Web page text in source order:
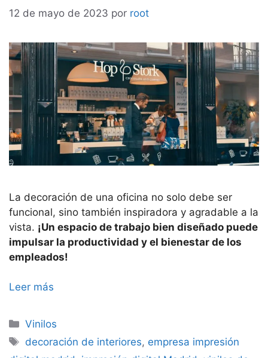
12 de mayo de 2023 por root
La decoración de una oficina no solo debe ser
funcional, sino también inspiradora y agradable a la
vista. ¡Un espacio de trabajo bien diseñado puede
impulsar la productividad y el bienestar de los
empleados!
Leer más
Categorías
Vinilos
Etiquetas
decoración de interiores, empresa impresión